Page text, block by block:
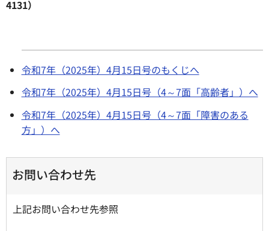
4131）
令和7年（2025年）4月15日号のもくじへ
令和7年（2025年）4月15日号（4～7面「高齢者」）へ
令和7年（2025年）4月15日号（4～7面「障害のある
方」）へ
お問い合わせ先
上記お問い合わせ先参照